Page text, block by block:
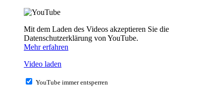
Mit dem Laden des Videos akzeptieren Sie die
Datenschutzerklärung von YouTube.
Mehr erfahren
Video laden
YouTube immer entsperren